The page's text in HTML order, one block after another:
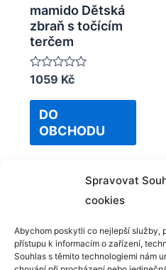
Spravovat
cookies
Abychom poskytli co nejlepší služby,
přístupu k informacím o zařízení,
Souhlas s těmito technologiemi nám
mamido Dětská
zbraň s točícím
terčem
Rated
out
1059 Kč
DO
OBCHODU